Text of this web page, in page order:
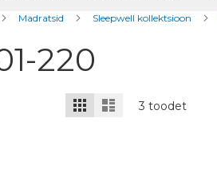
Madratsid Sleepwell kollektsioon
220
Kuvamisviis
Ruudustik
Nimekiri
3 toodet